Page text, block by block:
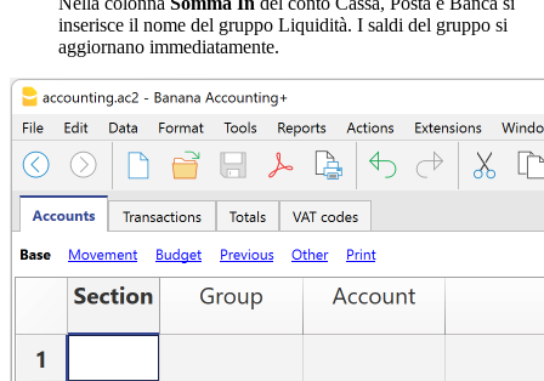
inserisce il nome del gruppo Liquidità. I saldi del gruppo si
aggiornano immediatamente.